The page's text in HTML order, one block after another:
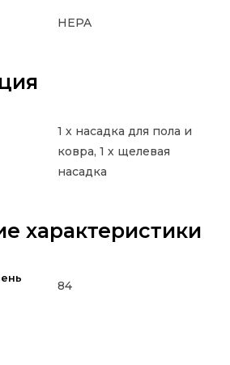
HEPA
1 х насадка для пола и
ковра, 1 х щелевая
насадка
характеристики
84